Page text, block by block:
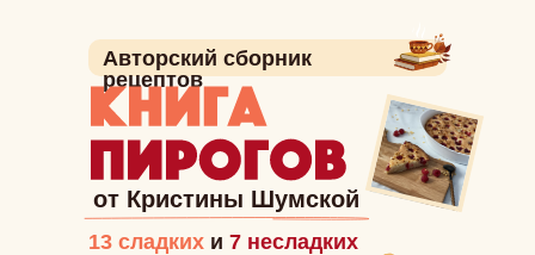
от Кристины Шумской
Авторский сборник
рецептов
13 сладких и 7 несладких